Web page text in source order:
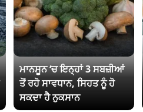
ਮਾਨਸੂਨ ‘ਚ ਇਨ੍ਹਾਂ 3 ਸਬਜ਼ੀਆਂ
ਤੋਂ ਰਹੋ ਸਾਵਧਾਨ, ਸਿਹਤ ਨੂੰ ਹੋ
ਸਕਦਾ ਹੈ ਨੁਕਸਾਨ